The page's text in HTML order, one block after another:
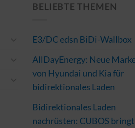
BELIEBTE THEMEN
E3/DC edsn BiDi-Wallbox
AllDayEnergy: Neue
von Hyundai und Kia für
bidirektionales Laden
Bidirektionales Laden
nachrüsten: CUBOS bringt